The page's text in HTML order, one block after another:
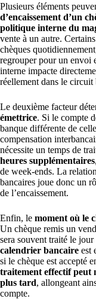
Plusieurs éléments
d’encaissement d’un
politique interne du
vente à un autre.
chèques
regrouper pour un envoi
interne impacte
réellement dans le circuit
Le deuxième facteur
émettrice. Si le compte
banque différente de
compensation
nécessite un temps de
heures supplémentaires
de week-ends. La
bancaires joue donc un
de l’encaissement.
Enfin, le moment où le
Un chèque remis un
sera souvent traité le
calendrier bancaire est
si le chèque est accepté
traitement effectif peut
plus tard, allongeant
compte.